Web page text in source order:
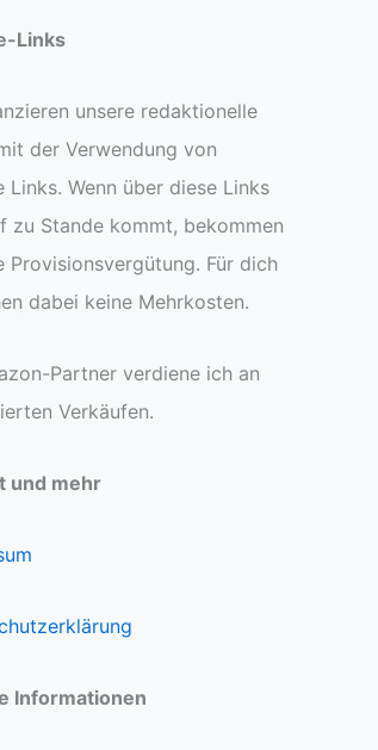
Links
unsere redaktionelle
der Verwendung von
Links. Wenn über diese Links
zu Stande kommt, bekommen
Provisionsvergütung. Für dich
dabei keine Mehrkosten.
Partner verdiene ich an
Verkäufen.
und mehr
Informationen